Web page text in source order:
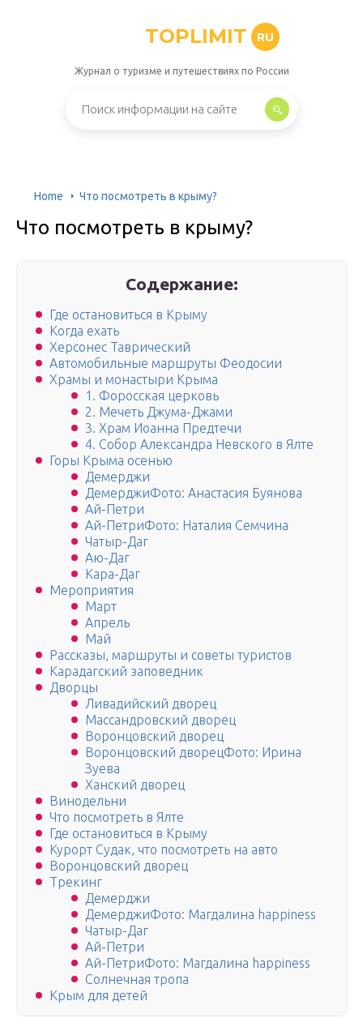
TOPLIMIT RU
Журнал о туризме и путешествиях по России
Home Что посмотреть в крыму?
Что посмотреть в крыму?
Содержание:
Где остановиться в Крыму
Когда ехать
Херсонес Таврический
Автомобильные маршруты Феодосии
Храмы и монастыри Крыма
1. Форосская церковь
2. Мечеть Джума-Джами
3. Храм Иоанна Предтечи
4. Собор Александра Невского в Ялте
Горы Крыма осенью
Демерджи
ДемерджиФото: Анастасия Буянова
Ай-Петри
Ай-ПетриФото: Наталия Семчина
Чатыр-Даг
Аю-Даг
Кара-Даг
Мероприятия
Март
Апрель
Май
Рассказы, маршруты и советы туристов
Карадагский заповедник
Дворцы
Ливадийский дворец
Массандровский дворец
Воронцовский дворец
Воронцовский дворецФото: Ирина
Зуева
Ханский дворец
Винодельни
Что посмотреть в Ялте
Где остановиться в Крыму
Курорт Судак, что посмотреть на авто
Воронцовский дворец
Трекинг
Демерджи
ДемерджиФото: Магдалина happiness
Чатыр-Даг
Ай-Петри
Ай-ПетриФото: Магдалина happiness
Солнечная тропа
Крым для детей